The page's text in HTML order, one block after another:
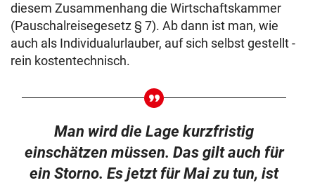
diesem Zusammenhang die Wirtschaftskammer
(Pauschalreisegesetz § 7). Ab dann ist man, wie
auch als Individualurlauber, auf sich selbst gestellt -
rein kostentechnisch.
Man wird die Lage kurzfristig
einschätzen müssen. Das gilt auch für
ein Storno. Es jetzt für Mai zu tun, ist